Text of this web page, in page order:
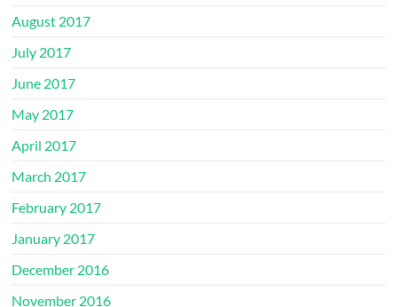
August 2017
July 2017
June 2017
May 2017
April 2017
March 2017
February 2017
January 2017
December 2016
November 2016